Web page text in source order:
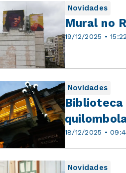
Novidades
19/12/2025 • 15:22
Mural no
Novidades
18/12/2025 •
Biblioteca
Novidades